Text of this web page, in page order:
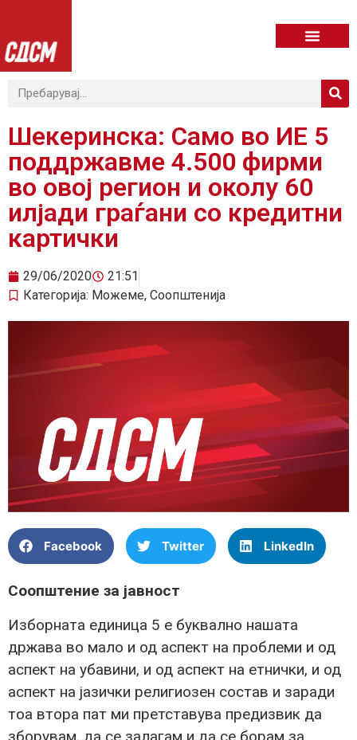
Шекеринска: Само во ИЕ 5
поддржавме 4.500 фирми
во овој регион и околу 60
илјади граѓани со кредитни
картички
29/06/2020
21:51
Категорија: Можеме, Соопштенија
Facebook Twitter LinkedIn
Соопштение за јавност
Изборната единица 5 е буквално нашата
држава во мало и од аспект на проблеми и од
аспект на убавини, и од аспект на етнички, и од
аспект на јазички религиозен состав и заради
тоа втора пат ми претставува предизвик да
зборувам, да се залагам и да се борам за